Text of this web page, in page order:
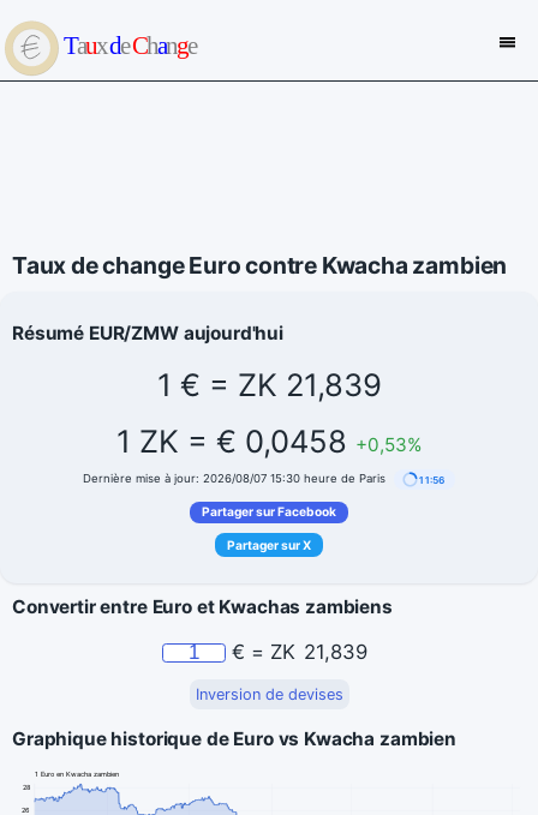
Taux de change Euro contre Kwacha zambien
Résumé EUR/ZMW aujourd'hui
1 € = ZK 21,839
1 ZK = € 0,0458 +0,53%
Dernière mise à jour: 2026/08/07 15:30 heure de Paris 11:56
Partager sur Facebook
Partager sur X
Convertir entre Euro et Kwachas zambiens
€ = ZK 21,839
Inversion de devises
Graphique historique de Euro vs Kwacha zambien
26
28
1 Euro en Kwacha zambien